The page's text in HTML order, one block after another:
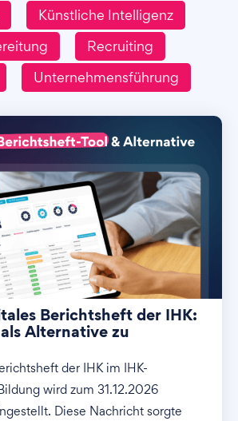
Künstliche Intelligenz
Recruiting
Unternehmensführung
Berichtsheft der IHK:
Alternative zu
der IHK im IHK-
wird zum 31.12.2026
Diese Nachricht sorgte